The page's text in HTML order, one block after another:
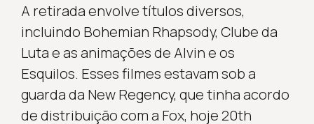
A retirada envolve títulos diversos,
incluindo Bohemian Rhapsody, Clube da
Luta e as animações de Alvin e os
Esquilos. Esses filmes estavam sob a
guarda da New Regency, que tinha acordo
de distribuição com a Fox, hoje 20th